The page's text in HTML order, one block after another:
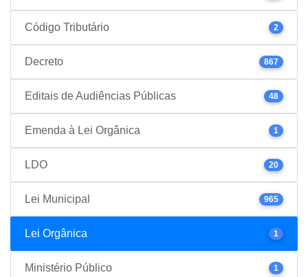
Código Tributário 2
Decreto 867
Editais de Audiências Públicas 48
Emenda à Lei Orgânica 1
LDO 20
Lei Municipal 965
Lei Orgânica 1
Ministério Público 1